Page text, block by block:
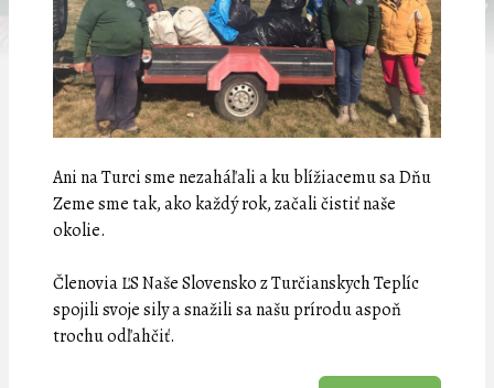
Ani na Turci sme nezaháľali a ku blížiacemu sa Dňu
Zeme sme tak, ako každý rok, začali čistiť naše
okolie.
Členovia ĽS Naše Slovensko z Turčianskych Teplíc
spojili svoje sily a snažili sa našu prírodu aspoň
trochu odľahčiť.